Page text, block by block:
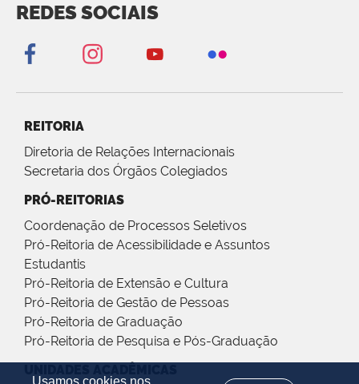
Usamos cookies nos
REDES SOCIAIS
REITORIA
Diretoria de Relações Internacionais
Secretaria dos Órgãos Colegiados
PRÓ-REITORIAS
Coordenação de Processos Seletivos
Pró-Reitoria de Acessibilidade e Assuntos
Estudantis
Pró-Reitoria de Extensão e Cultura
Pró-Reitoria de Gestão de Pessoas
Pró-Reitoria de Graduação
Pró-Reitoria de Pesquisa e Pós-Graduação